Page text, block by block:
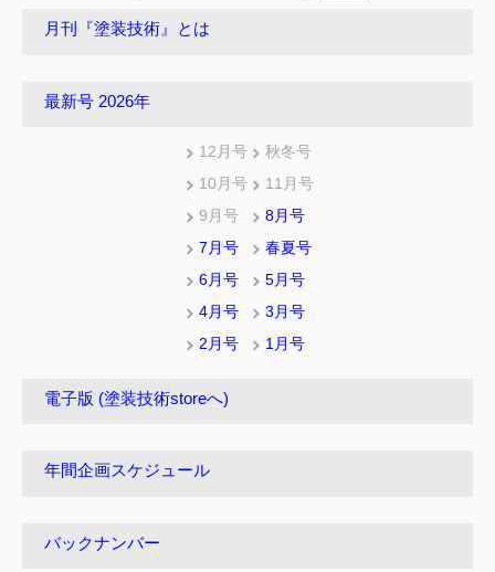
月刊『塗装技術』とは
最新号 2026年
12月号
10月号
9月号
7月号
6月号
4月号
2月号
秋冬号
11月号
8月号
春夏号
5月号
3月号
1月号
電子版 (塗装技術storeへ)
年間企画スケジュール
バックナンバー